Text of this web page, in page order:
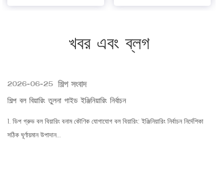
খবর এবং ব্লগ
2026-06-25 শিল্প সংবাদ
শিল্প বল বিয়ারিং তুলনা গাইড ইঞ্জিনিয়ারিং নির্বাচন
1. ডিপ গ্রুভ বল বিয়ারিং বনাম কৌণিক যোগাযোগ বল বিয়ারিং: ইঞ্জিনিয়ারিং নির্বাচন নির্দেশিকা
সঠিক ঘূর্ণায়মান উপাদান...